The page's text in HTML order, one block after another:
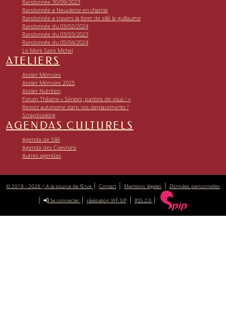
Randonnée 30/09/2023
Randonnée a Neuvilette en charnie
Randonnée a travers la foret de sillé le guillaume
Randonnée du 03/02/2024
Randonnée du 03/03/2023
Randonnée du 05/04/2024
Le Mont Saint Michel
ATELIERS
Atelier Mémoire
Atelier Mémoire 2025
Atelier Nutrition
Forum Théatre « Séniors, parlons de vous ! »
Restez autonome dans vos deplacements !
Scrapbooking
AGENDAS CULTURELS
Agenda de Sillé
Agenda des Coevrons
Autres agendas
© 2019 - 2026 | A la source de l’Erve | Contact | Mentions légales | Données personnelles
| Se connecter | réalisation WF SIP| RSS 2.0 |